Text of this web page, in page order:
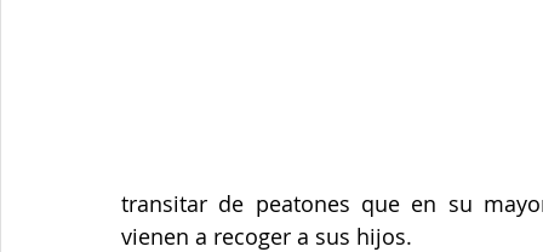
transitar de peatones que en su
vienen a recoger a sus hijos.